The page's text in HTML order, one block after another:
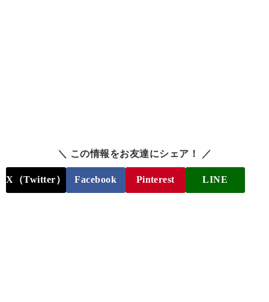
＼ この情報をお友達にシェア！ ／
X（Twitter） Facebook Pinterest LINE